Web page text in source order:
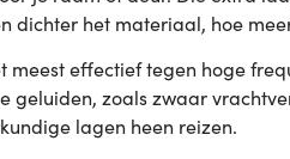
dichter het materiaal, hoe
meest effectief tegen hoge
geluiden, zoals zwaar
lagen heen reizen.